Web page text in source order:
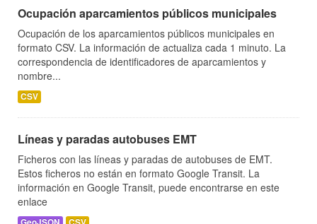
Ocupación aparcamientos públicos municipales
Ocupación de los aparcamientos públicos municipales en
formato CSV. La información de actualiza cada 1 minuto. La
correspondencia de identificadores de aparcamientos y
nombre...
CSV
Líneas y paradas autobuses EMT
Ficheros con las líneas y paradas de autobuses de EMT.
Estos ficheros no están en formato Google Transit. La
información en Google Transit, puede encontrarse en este
enlace